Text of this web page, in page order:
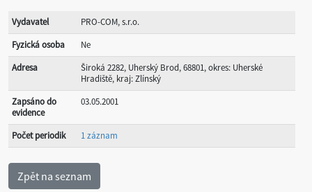
Vydavatel
PRO-COM, s.r.o.
Fyzická osoba
Ne
Adresa
Široká 2282, Uherský Brod, 68801, okres: Uherské
Hradiště, kraj: Zlínský
Zapsáno do
evidence
03.05.2001
Počet periodik 1 záznam